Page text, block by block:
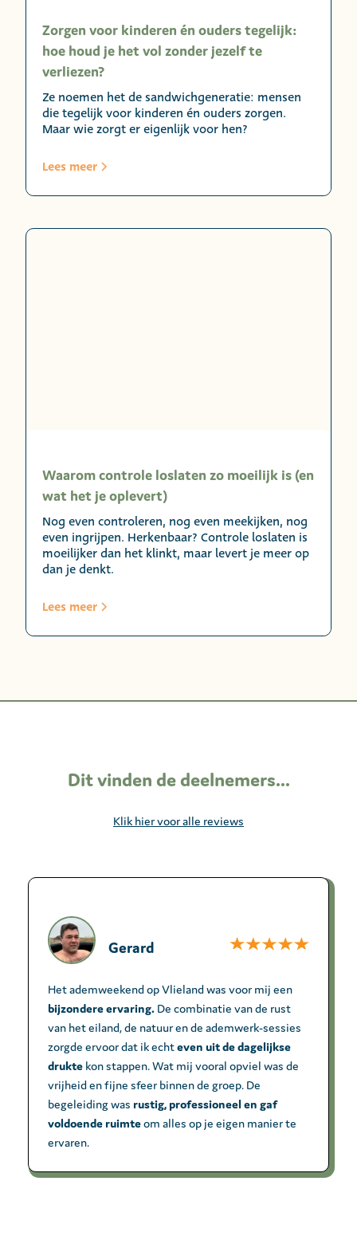
Zorgen voor kinderen én ouders tegelijk:
hoe houd je het vol zonder jezelf te
verliezen?
Ze noemen het de sandwichgeneratie: mensen
die tegelijk voor kinderen én ouders zorgen.
Maar wie zorgt er eigenlijk voor hen?
Lees meer
Waarom controle loslaten zo moeilijk is (en
wat het je oplevert)
Nog even controleren, nog even meekijken, nog
even ingrijpen. Herkenbaar? Controle loslaten is
moeilijker dan het klinkt, maar levert je meer op
dan je denkt.
Lees meer
Dit vinden de deelnemers...
Klik hier voor alle reviews
Gerard
Het ademweekend op Vlieland was voor mij een
bijzondere ervaring. De combinatie van de rust
van het eiland, de natuur en de ademwerk-sessies
zorgde ervoor dat ik echteven uit de dagelijkse
drukte kon stappen. Wat mij vooral opviel was de
vrijheid en fijne sfeer binnen de groep. De
begeleiding was rustig, professioneel en gaf
voldoende ruimteom alles op je eigen manier te
ervaren.